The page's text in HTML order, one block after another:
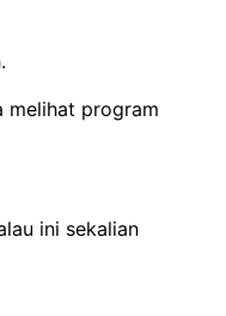
melihat program
ini sekalian